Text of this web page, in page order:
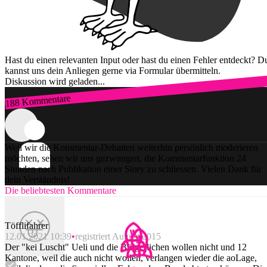
Hast du einen relevanten Input oder hast du einen Fehler entdeckt?
kannst uns dein Anliegen gerne via Formular übermitteln.
Diskussion wird geladen...
188 Kommentare
Zum Login
Weil wir die Kommentar-Debatten weiterhin persönlich moderieren
möchten, sehen wir uns gezwungen, die Kommentarfunktion 24
Stunden nach Publikation einer Story zu schliessen. Vielen Dank für
dein Verständnis!
Die beliebtesten Kommentare
Töfflifahrer
12.01.2021 10:39 registriert August 2015
Der "kei Luscht" Ueli und die Bürgerlichen wollen nicht und 12
Kantone, weil die auch nicht wollen, verlangen wieder die aoLage,